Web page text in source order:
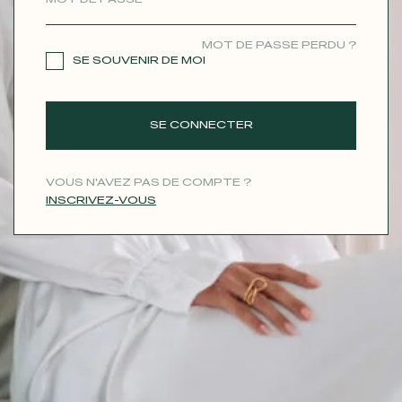
MOT DE PASSE PERDU ?
SE SOUVENIR DE MOI
SE CONNECTER
VOUS N'AVEZ PAS DE COMPTE ?
INSCRIVEZ-VOUS